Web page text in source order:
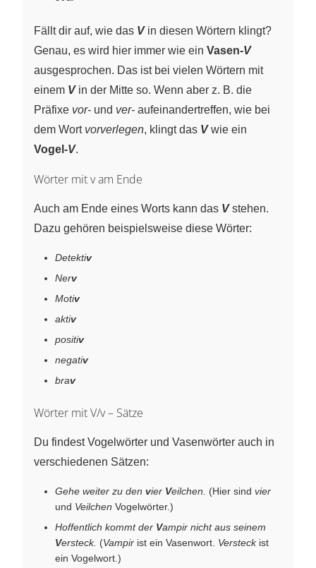
Fällt dir auf, wie das Vin diesen Wörtern klingt?
Genau, es wird hier immer wie ein Vasen-V
ausgesprochen. Das ist bei vielen Wörtern mit
einem Vin der Mitte so. Wenn aber z. B. die
Präfixe vor- und ver- aufeinandertreffen, wie bei
dem Wort vorverlegen, klingt das Vwie ein
Vogel-V.
Wörter mit v am Ende
Auch am Ende eines Worts kann das Vstehen.
Dazu gehören beispielsweise diese Wörter:
Detektiv
Nerv
Motiv
aktiv
positiv
negativ
brav
Wörter mit V/v – Sätze
Du findest Vogelwörter und Vasenwörter auch in
verschiedenen Sätzen:
Gehe weiter zu den vier Veilchen. (Hier sind vier
und Veilchen Vogelwörter.)
Hoffentlich kommt der Vampir nicht aus seinem
Versteck. (Vampir ist ein Vasenwort. Versteckist
ein Vogelwort.)